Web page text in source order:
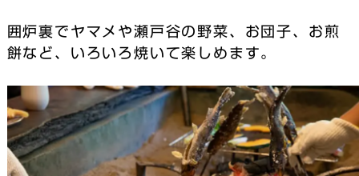
囲炉裏でヤマメや瀬戸谷の野菜、お団子、お煎
餅など、いろいろ焼いて楽しめます。